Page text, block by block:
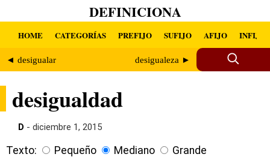
DEFINICIONA
HOME CATEGORÍAS PREFIJO SUFIJO AFIJO INFIJO
◄ desigualar desigualeza ►
desigualdad
D - diciembre 1, 2015
Texto: Pequeño Mediano Grande